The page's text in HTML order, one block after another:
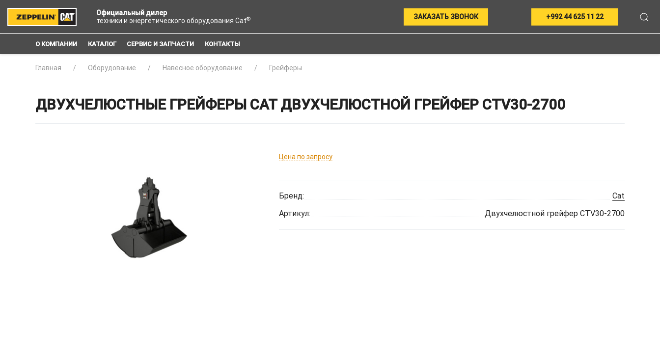
Официальный дилер
техники и энергетического оборудования Cat® ЗАКАЗАТЬ ЗВОНОК +992 44 625 11 22
О КОМПАНИИ КАТАЛОГ СЕРВИС И ЗАПЧАСТИ КОНТАКТЫ
Главная Оборудование Навесное оборудование Грейферы
ДВУХЧЕЛЮСТНЫЕ ГРЕЙФЕРЫ CAT ДВУХЧЕЛЮСТНОЙ ГРЕЙФЕР CTV30-2700
Цена по запросу
Бренд:
Cat
Артикул:
Двухчелюстной грейфер CTV30-2700